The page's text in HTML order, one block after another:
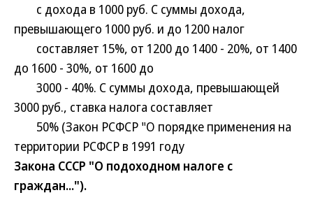
с дохода в 1000 руб. С суммы дохода,
превышающего 1000 руб. и до 1200 налог
составляет 15%, от 1200 до 1400 - 20%, от 1400
до 1600 - 30%, от 1600 до
3000 - 40%. С суммы дохода, превышающей
3000 руб., ставка налога составляет
50% (Закон РСФСР "О порядке применения на
территории РСФСР в 1991 году
Закона СССР "О подоходном налоге с
граждан...").